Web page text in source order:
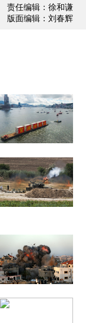
责任编辑：徐和谦
版面编辑：刘春辉